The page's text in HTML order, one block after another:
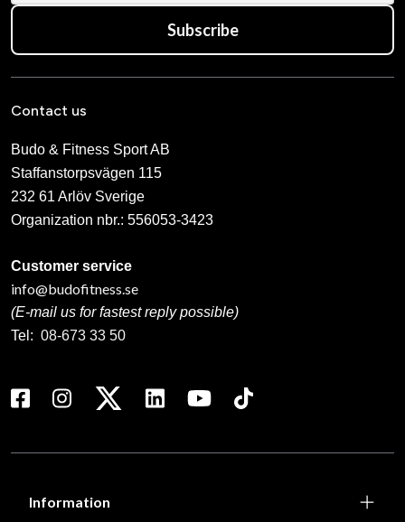
Subscribe
Contact us
Budo & Fitness Sport AB
Staffanstorpsvägen 115
232 61 Arlöv Sverige
Organization nbr.: 556053-3423
Customer service
info@budofitness.se
(E-mail us for fastest reply possible)
Tel: 08-673 33 50
Information